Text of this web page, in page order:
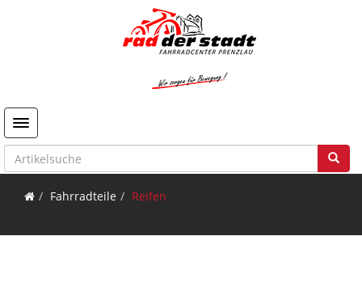
Toggle navigation
Fahrradteile Reifen